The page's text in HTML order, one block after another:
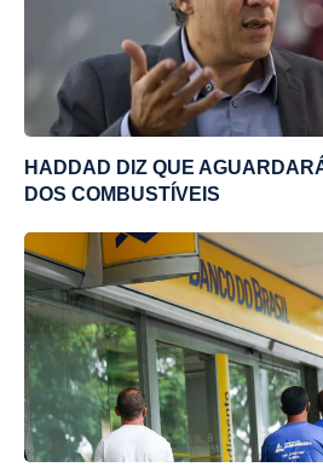
HADDAD DIZ QUE
DOS COMBUSTÍVEIS